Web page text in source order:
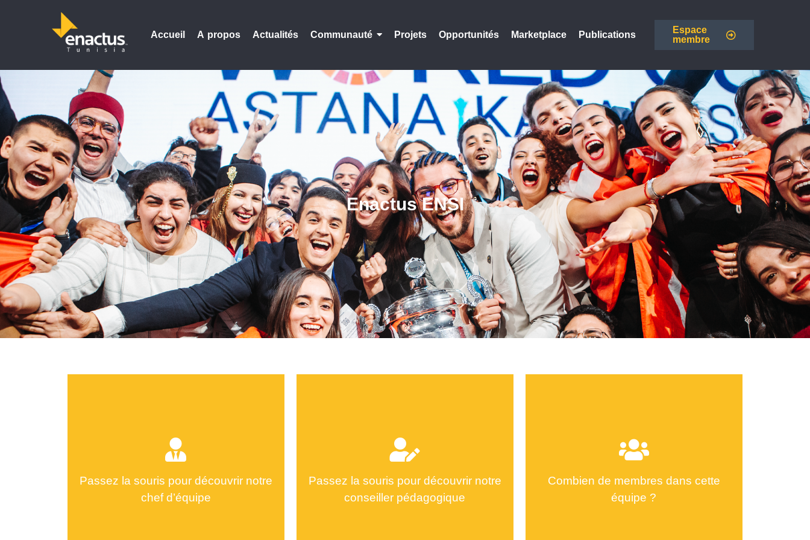
Accueil A propos Actualités Communauté Projets Opportunités Marketplace Publications
Espace
membre
Enactus ENSI
Passez la souris pour découvrir notre
chef d’équipe
Passez la souris pour découvrir notre
conseiller pédagogique
Combien de membres dans cette
équipe ?